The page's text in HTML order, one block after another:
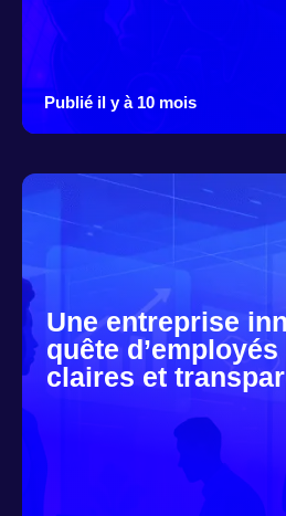
Publié il y à 10 mois
Une entreprise
quête
claires et